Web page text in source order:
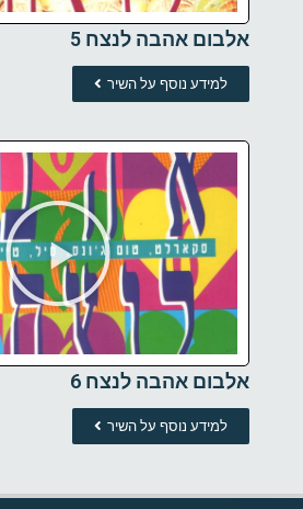
אלבום אהבה לנצח 5
למידע נוסף על השיר
אלבום אהבה לנצח 6
למידע נוסף על השיר